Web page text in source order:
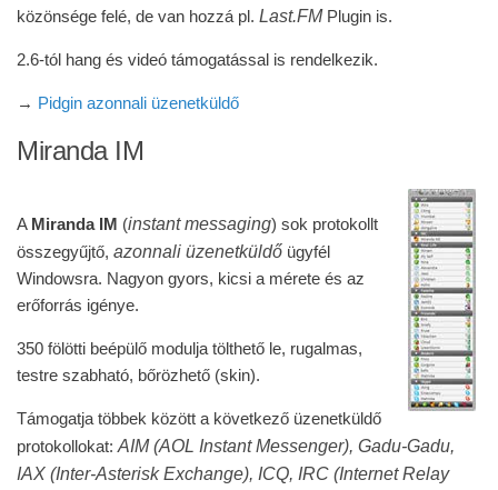
közönsége felé, de van hozzá pl. Last.FMPlugin is.
2.6-tól hang és videó támogatással is rendelkezik.
→ Pidgin azonnali üzenetküldő
Miranda IM
A Miranda IM (instant messaging) sok protokollt
összegyűjtő, azonnali üzenetküldő ügyfél
Windowsra. Nagyon gyors, kicsi a mérete és az
erőforrás igénye.
350 fölötti beépülő modulja tölthető le, rugalmas,
testre szabható, bőrözhető (skin).
Támogatja többek között a következő üzenetküldő
protokollokat: AIM (AOL Instant Messenger), Gadu-Gadu,
IAX (Inter-Asterisk Exchange), ICQ, IRC (Internet Relay